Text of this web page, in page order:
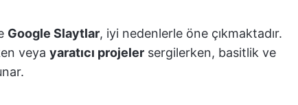
Google Slaytlar, iyi nedenlerle öne çıkmaktadır.
veya yaratıcı projeler sergilerken, basitlik ve